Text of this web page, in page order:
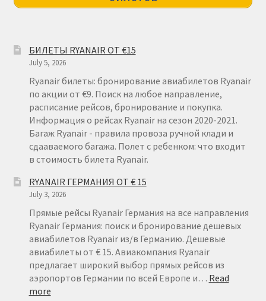
ПРАВИЛА ПРОВОЗА БАГАЖА RYANAIR
ПУТЕШЕСТВИЕ С ДЕТЬМИ И МЛАДЕНЦАМИ
РЕЙСАМИ RYANAIR
РЕГИСТРАЦИЯ НА РЕЙС И ДОКУМЕНТЫ ДЛЯ
ПУТЕШЕСТВИЯ РЕЙСАМИ RYANAIR
Информация по бронированию билетов Ryanair
КАК НАЙТИ ДЕШЕВЫЙ БИЛЕТ
Кипр
КУПИТЬ АВИАБИЛЕТЫ ДЕШЕВО
БИЛЕТЫ RYANAIR ОТ €15
July 5, 2026
Ryanair билеты: бронирование авиабилетов Ryanair
по акции от €9. Поиск на любое направление,
расписание рейсов, бронирование и покупка.
Информация о рейсах Ryanair на сезон 2020-2021.
Багаж Ryanair - правила провоза ручной клади и
сдааваемого багажа. Полет с ребенком: что входит
в стоимость билета Ryanair.
RYANAIR ГЕРМАНИЯ ОТ € 15
July 3, 2026
Прямые рейсы Ryanair Германия на все направления
Ryanair Германия: поиск и бронирование дешевых
авиабилетов Ryanair из/в Германию. Дешевые
авиабилеты от € 15. Авиакомпания Ryanair
предлагает широкий выбор прямых рейсов из
аэропортов Германии по всей Европе и… Read
more: